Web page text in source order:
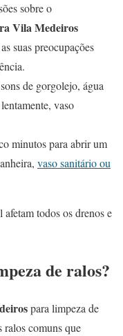
sobre o
Vila Medeiros
suas preocupações
de gorgolejo, água
vaso
minutos para abrir um
vaso sanitário ou
todos os drenos e
de ralos?
para limpeza de
ralos comuns que